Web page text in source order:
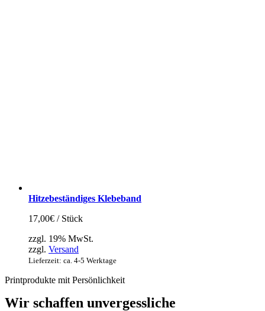
Hitzebeständiges Klebeband
17,00€ / Stück
zzgl. 19% MwSt.
zzgl. Versand
Lieferzeit: ca. 4-5 Werktage
Printprodukte mit Persönlichkeit
Wir schaffen unvergessliche